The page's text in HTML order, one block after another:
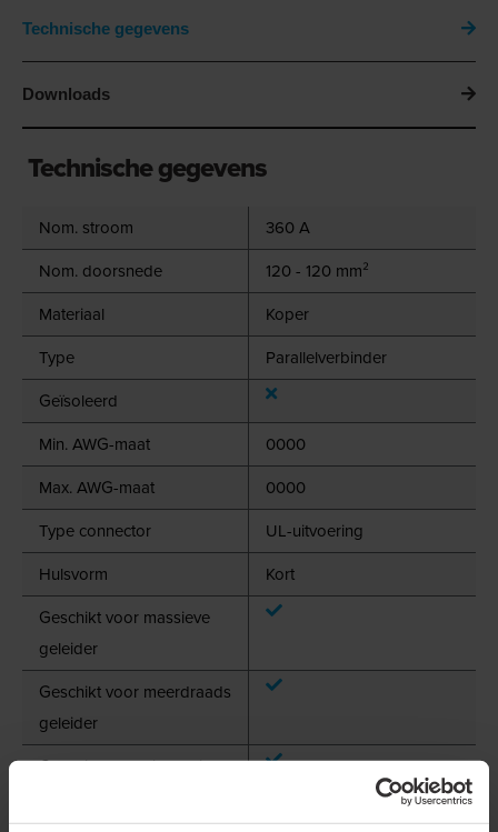
Technische gegevens
Downloads
Technische gegevens
Nom. stroom
360 A
Nom. doorsnede
120 - 120 mm²
Materiaal
Koper
Type
Parallelverbinder
Geïsoleerd
Min. AWG-maat
0000
Max. AWG-maat
0000
Type connector
UL-uitvoering
Hulsvorm
Kort
Geschikt voor massieve
geleider
Geschikt voor meerdraads
geleider
Geschikt voor fijndradige